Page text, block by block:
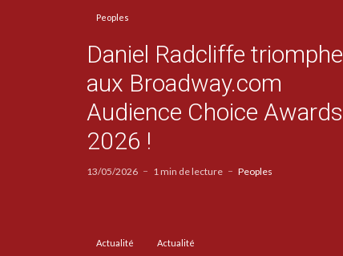
Peoples
Daniel Radcliffe triomphe
aux Broadway.com
Audience Choice Awards
2026 !
13/05/2026 1 min de lecture Peoples
Actualité Actualité